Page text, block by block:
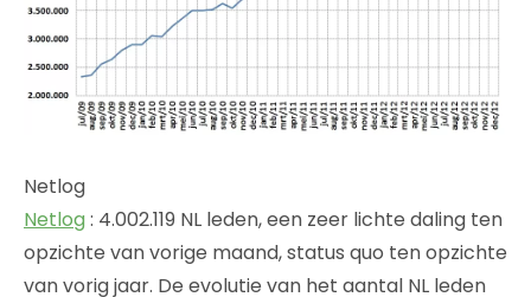
Netlog
Netlog : 4.002.119 NL leden, een zeer lichte daling ten
opzichte van vorige maand, status quo ten opzichte
van vorig jaar. De evolutie van het aantal NL leden